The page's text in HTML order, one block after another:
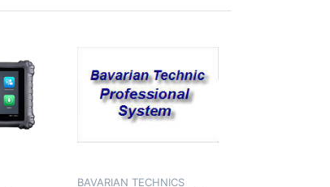
BAVARIAN TECHNICS